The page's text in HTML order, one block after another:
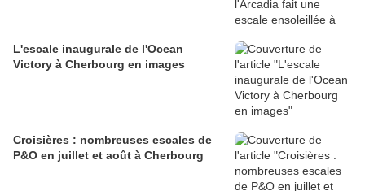
L'escale inaugurale de l'Ocean
Victory à Cherbourg en images
Croisières : nombreuses escales de
P&O en juillet et août à Cherbourg